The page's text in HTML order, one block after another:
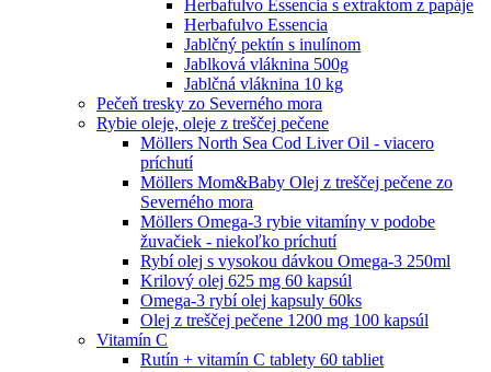
Herbafulvo Essencia s extraktom z papáje
Herbafulvo Essencia
Jablčný pektín s inulínom
Jablková vláknina 500g
Jablčná vláknina 10 kg
Pečeň tresky zo Severného mora
Rybie oleje, oleje z treščej pečene
Möllers North Sea Cod Liver Oil - viacero
príchutí
Möllers Mom&Baby Olej z treščej pečene zo
Severného mora
Möllers Omega-3 rybie vitamíny v podobe
žuvačiek - niekoľko príchutí
Rybí olej s vysokou dávkou Omega-3 250ml
Krilový olej 625 mg 60 kapsúl
Omega-3 rybí olej kapsuly 60ks
Olej z treščej pečene 1200 mg 100 kapsúl
Vitamín C
Rutín + vitamín C tablety 60 tabliet